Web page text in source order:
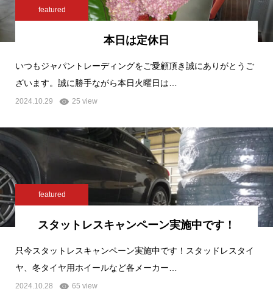
featured
本日は定休日
いつもジャパントレーディングをご愛顧頂き誠にありがとうご
ざいます。誠に勝手ながら本日火曜日は…
2024.10.29 25 view
featured
スタットレスキャンペーン実施中です！
只今スタットレスキャンペーン実施中です！スタッドレスタイ
ヤ、冬タイヤ用ホイールなど各メーカー…
2024.10.28 65 view